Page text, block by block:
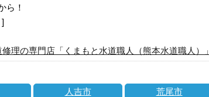
ら！
]
理の専門店「くまもと水道職人（熊本水道職人）」
人吉市
荒尾市